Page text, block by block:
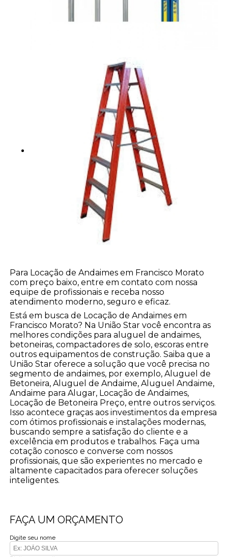
Para Locação de Andaimes em Francisco Morato
com preço baixo, entre em contato com nossa
equipe de profissionais e receba nosso
atendimento moderno, seguro e eficaz.
Está em busca de Locação de Andaimes em
Francisco Morato? Na União Star você encontra as
melhores condições para aluguel de andaimes,
betoneiras, compactadores de solo, escoras entre
outros equipamentos de construção. Saiba que a
União Star oferece a solução que você precisa no
segmento de andaimes, por exemplo, Aluguel de
Betoneira, Aluguel de Andaime, Aluguel Andaime,
Andaime para Alugar, Locação de Andaimes,
Locação de Betoneira Preço, entre outros serviços.
Isso acontece graças aos investimentos da empresa
com ótimos profissionais e instalações modernas,
buscando sempre a satisfação do cliente e a
excelência em produtos e trabalhos. Faça uma
cotação conosco e converse com nossos
profissionais, que são experientes no mercado e
altamente capacitados para oferecer soluções
inteligentes.
FAÇA UM ORÇAMENTO
Digite seu nome